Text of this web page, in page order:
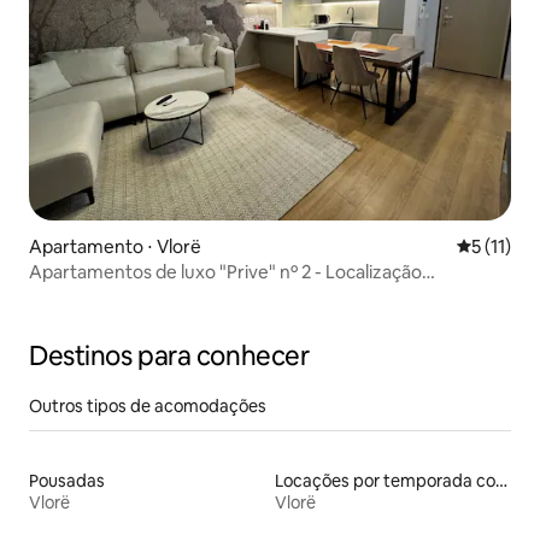
Apartamento ⋅ Vlorë 5 de uma
5 (11)
Apartamentos de luxo "Prive" nº 2 - Localização
Destinos para conhecer
Outros tipos de acomodações
Pousadas
Vlorë
Locações por temporada com piscina
Vlorë